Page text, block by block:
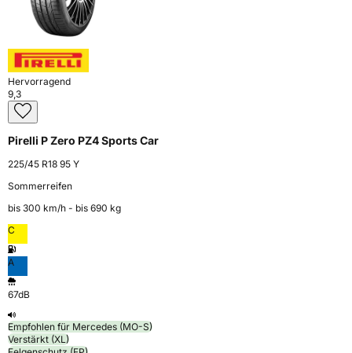
Hervorragend
9,3
Pirelli P Zero PZ4 Sports Car
225/45 R18 95 Y
Sommerreifen
bis 300 km⁠/⁠h - bis 690 kg
C
A
67dB
Empfohlen für Mercedes (MO-S)
Verstärkt (XL)